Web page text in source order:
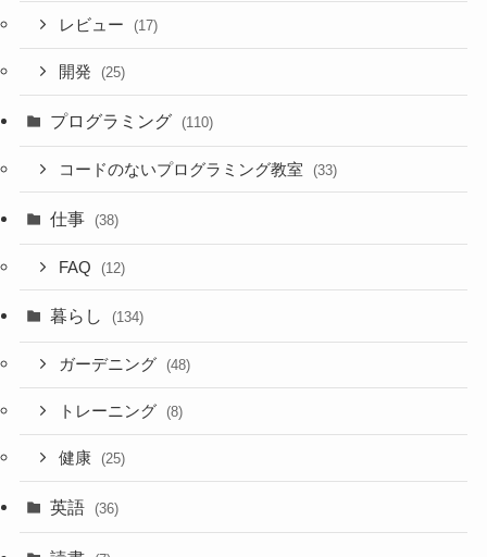
レビュー (17)
開発 (25)
プログラミング (110)
コードのないプログラミング教室 (33)
仕事 (38)
FAQ (12)
暮らし (134)
ガーデニング (48)
トレーニング (8)
健康 (25)
英語 (36)